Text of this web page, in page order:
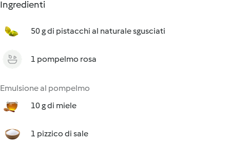
Ingredienti
50 g di pistacchi al naturale sgusciati
1 pompelmo rosa
Emulsione al pompelmo
10 g di miele
1 pizzico di sale